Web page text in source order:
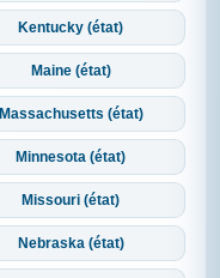
Kentucky (état)
Maine (état)
Massachusetts (état)
Minnesota (état)
Missouri (état)
Nebraska (état)